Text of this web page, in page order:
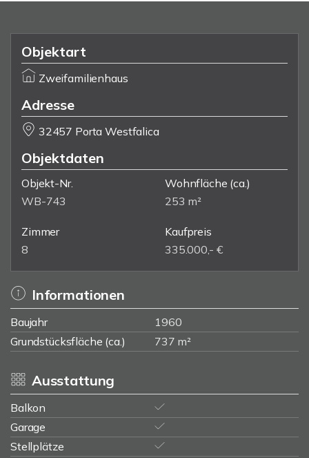
Objektart
Zweifamilienhaus
Adresse
32457 Porta Westfalica
Objektdaten
Objekt-Nr.
WB-743
Wohnfläche (ca.)
253 m²
Zimmer
8
Kaufpreis
335.000,- €
Informationen
Baujahr
1960
Grundstücksfläche (ca.)
737 m²
Ausstattung
Balkon
Garage
Stellplätze